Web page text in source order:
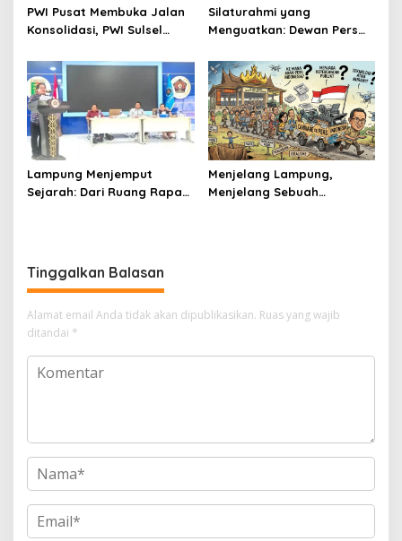
PWI Pusat Membuka Jalan
Konsolidasi, PWI Sulsel
Silaturahmi yang
Menguatkan: Dewan Pers
Profesionalisme Pers
Lampung Menjemput
Sejarah: Dari Ruang Rapat
Menjelang Lampung,
Menjelang Sebuah
Tinggalkan Balasan
Alamat email Anda tidak akan dipublikasikan. Ruas yang wajib
ditandai *